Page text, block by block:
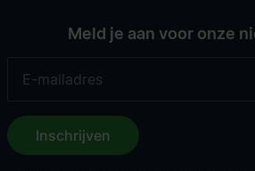
Meld je aan voor onze
Inschrijven